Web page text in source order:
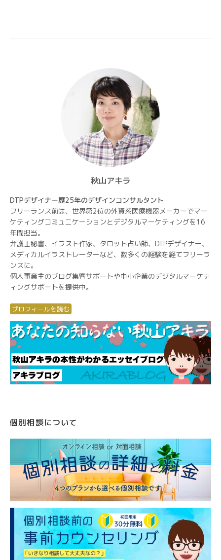
秋山アキラ
DTPデザイナー歴25年のデザインコンサルタント
フリーランス前は、世界第2位の外資系医療機器メーカーでマー
ケティングコミュニケーションとデジタルマーケティングを16
年間担当。
弁護士秘書、イラスト作家、タロット占い師、DTPデザイナー、
メディカルイラストレーターなど、数多くの経験を経てフリーラ
ンスに。
個人事業主のブログ集客サポートや中小企業のデジタルマーケテ
ィングサポートを提供中。
プロフィールを読む
個別相談について